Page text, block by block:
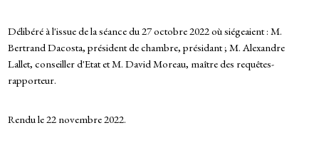
Délibéré à l'issue de la séance du 27 octobre 2022 où siégeaient : M.
Bertrand Dacosta, président de chambre, présidant ; M. Alexandre
Lallet, conseiller d'Etat et M. David Moreau, maître des requêtes-
rapporteur.
Rendu le 22 novembre 2022.